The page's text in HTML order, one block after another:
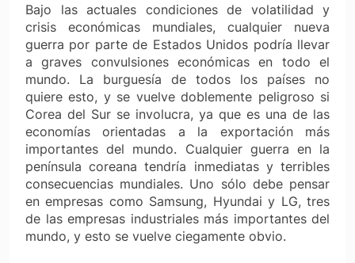
Bajo las actuales condiciones de volatilidad y
crisis económicas mundiales, cualquier nueva
guerra por parte de Estados Unidos podría llevar
a graves convulsiones económicas en todo el
mundo. La burguesía de todos los países no
quiere esto, y se vuelve doblemente peligroso si
Corea del Sur se involucra, ya que es una de las
economías orientadas a la exportación más
importantes del mundo. Cualquier guerra en la
península coreana tendría inmediatas y terribles
consecuencias mundiales. Uno sólo debe pensar
en empresas como Samsung, Hyundai y LG, tres
de las empresas industriales más importantes del
mundo, y esto se vuelve ciegamente obvio.